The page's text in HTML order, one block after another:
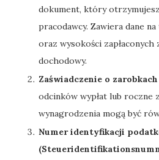
dokument, który
pracodawcy. Zawiera dane
oraz wysokości
dochodowy.
Zaświadczenie o zarobkach
odcinków wypłat lub roczne
wynagrodzenia mogą być
Numer identyfikacji